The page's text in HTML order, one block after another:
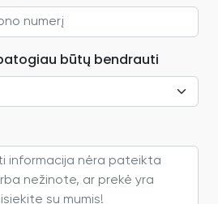
būtų bendrauti